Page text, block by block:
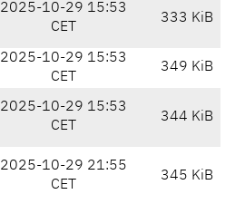
2025-10-29 15:53
CET
333 KiB
2025-10-29 15:53
CET
349 KiB
2025-10-29 15:53
CET
344 KiB
2025-10-29 21:55
CET
345 KiB